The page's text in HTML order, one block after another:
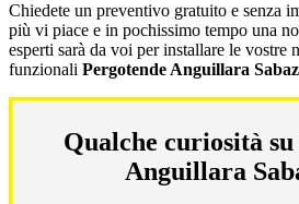
Chiedete un preventivo gratuito e senza
più vi piace e in pochissimo tempo una
esperti sarà da voi per installare le vostre
funzionali Pergotende Anguillara
Qualche curiosità
Anguillara